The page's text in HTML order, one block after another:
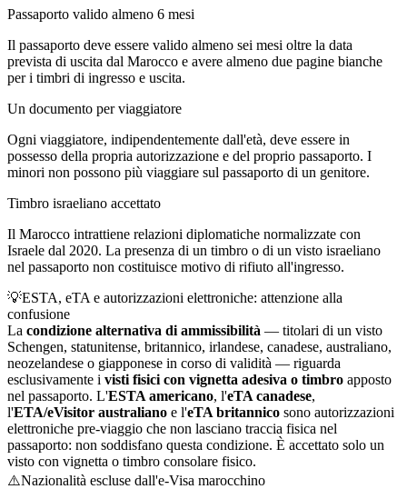
Passaporto valido almeno 6 mesi
Il passaporto deve essere valido almeno sei mesi oltre la data
prevista di uscita dal Marocco e avere almeno due pagine bianche
per i timbri di ingresso e uscita.
Un documento per viaggiatore
Ogni viaggiatore, indipendentemente dall'età, deve essere in
possesso della propria autorizzazione e del proprio passaporto. I
minori non possono più viaggiare sul passaporto di un genitore.
Timbro israeliano accettato
Il Marocco intrattiene relazioni diplomatiche normalizzate con
Israele dal 2020. La presenza di un timbro o di un visto israeliano
nel passaporto non costituisce motivo di rifiuto all'ingresso.
💡ESTA, eTA e autorizzazioni elettroniche: attenzione alla
confusione
La condizione alternativa di ammissibilità — titolari di un visto
Schengen, statunitense, britannico, irlandese, canadese, australiano,
neozelandese o giapponese in corso di validità — riguarda
esclusivamente i visti fisici con vignetta adesiva o timbro apposto
nel passaporto. L'ESTA americano, l'eTA canadese,
l'ETA/eVisitor australiano e l'eTA britannico sono autorizzazioni
elettroniche pre-viaggio che non lasciano traccia fisica nel
passaporto: non soddisfano questa condizione. È accettato solo un
visto con vignetta o timbro consolare fisico.
⚠️Nazionalità escluse dall'e-Visa marocchino